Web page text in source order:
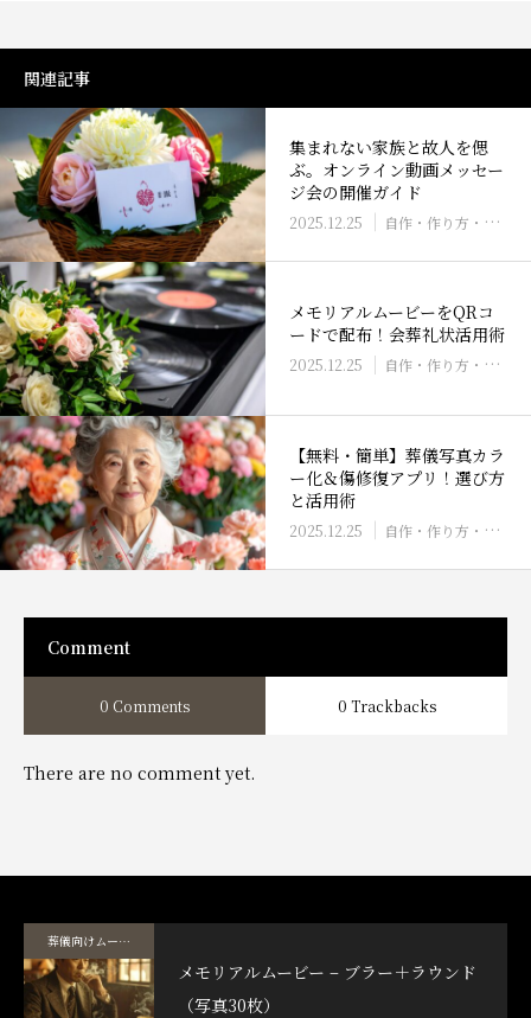
関連記事
集まれない家族と故人を偲
ぶ。オンライン動画メッセー
ジ会の開催ガイド
2025.12.25 自作・作り方・ソフト
メモリアルムービーをQRコ
ードで配布！会葬礼状活用術
2025.12.25 自作・作り方・ソフト
【無料・簡単】葬儀写真カラ
ー化＆傷修復アプリ！選び方
と活用術
2025.12.25 自作・作り方・ソフト
Comment
0 Comments 0 Trackbacks
There are no comment yet.
葬儀向けムービーテンプレート
メモリアルムービー – ブラー＋ラウンド
（写真30枚）